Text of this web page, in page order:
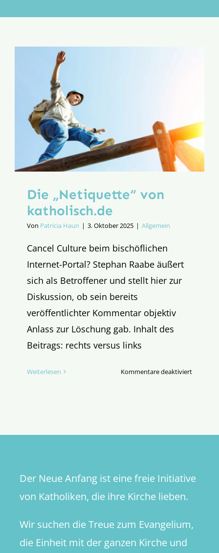
Aktion
Die „Netiquette“ von
katholisch.de
Von Patricia Haun | 3. Oktober 2025 | Allgemein
Cancel Culture beim bischöflichen
Internet-Portal? Stephan Raabe äußert
sich als Betroffener und stellt hier zur
Diskussion, ob sein bereits
veröffentlichter Kommentar objektiv
Anlass zur Löschung gab. Inhalt des
Beitrags: rechts versus links
Weiterlesen Kommentare deaktiviertfür
Der Neue Anfang ist eine freie Initiative
von Katholiken, die ihre Kirche lieben.
Wir suchen die Treue zum Evangelium,
die Einheit mit der ganzen Kirche und